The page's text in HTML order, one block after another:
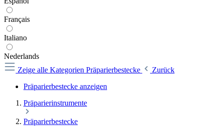
Français
Italiano
Nederlands
Zeige alle Kategorien Präparierbestecke
Zurück
Präparierbestecke anzeigen
Präparierinstrumente
Präparierbestecke